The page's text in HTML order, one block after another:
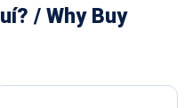
/ Why Buy